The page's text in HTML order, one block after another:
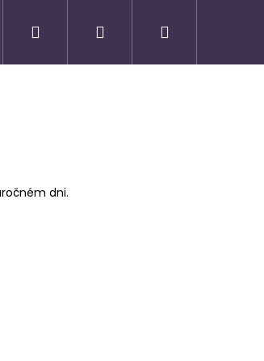
Přihlášení
dni.